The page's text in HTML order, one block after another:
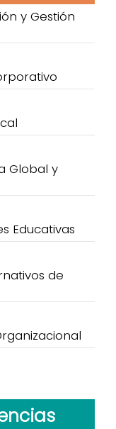
y Gestión
Global y
Educativas
de